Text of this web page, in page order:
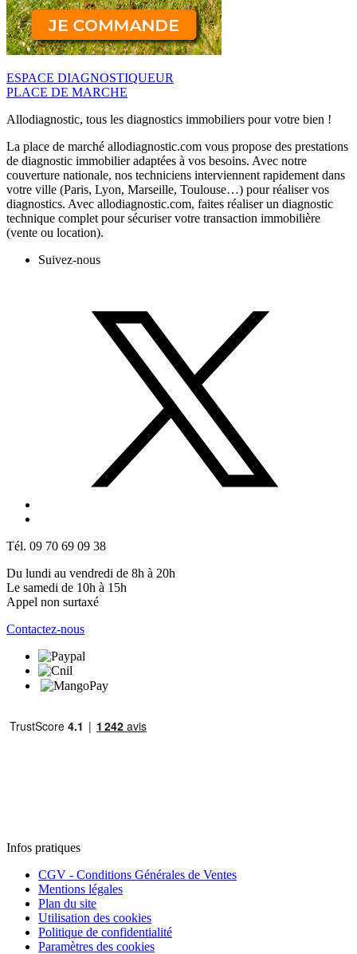
ESPACE DIAGNOSTIQUEUR
PLACE DE MARCHE
Allodiagnostic, tous les diagnostics immobiliers pour votre bien !
La place de marché allodiagnostic.com vous propose des prestations
de diagnostic immobilier adaptées à vos besoins. Avec notre
couverture nationale, nos techniciens interviennent rapidement dans
votre ville (Paris, Lyon, Marseille, Toulouse…) pour réaliser vos
diagnostics. Avec allodiagnostic.com, faites réaliser un diagnostic
technique complet pour sécuriser votre transaction immobilière
(vente ou location).
Suivez-nous
Tél. 09 70 69 09 38
Du lundi au vendredi de 8h à 20h
Le samedi de 10h à 15h
Appel non surtaxé
Contactez-nous
Infos pratiques
CGV - Conditions Générales de Ventes
Mentions légales
Plan du site
Utilisation des cookies
Politique de confidentialité
Paramètres des cookies